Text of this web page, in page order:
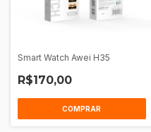
Smart Watch Awei H35
R$170,00
COMPRAR